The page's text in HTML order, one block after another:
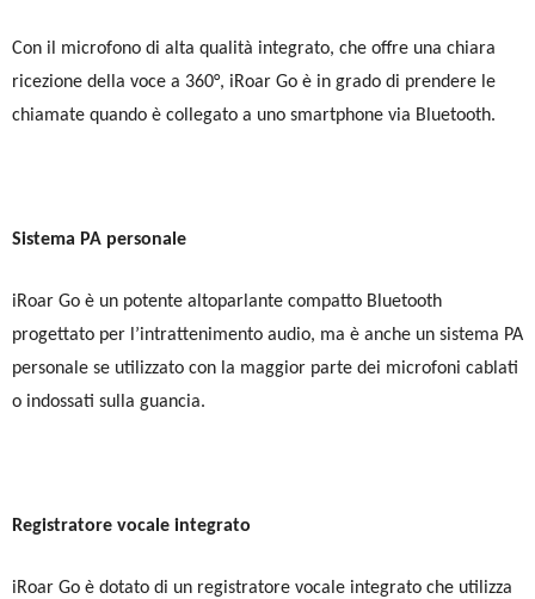
Con il microfono di alta qualità integrato, che offre una chiara
ricezione della voce a 360°, iRoar Go è in grado di prendere le
chiamate quando è collegato a uno smartphone via Bluetooth.
Sistema PA personale
iRoar Go è un potente altoparlante compatto Bluetooth
progettato per l’intrattenimento audio, ma è anche un sistema PA
personale se utilizzato con la maggior parte dei microfoni cablati
o indossati sulla guancia.
Registratore vocale integrato
iRoar Go è dotato di un registratore vocale integrato che utilizza